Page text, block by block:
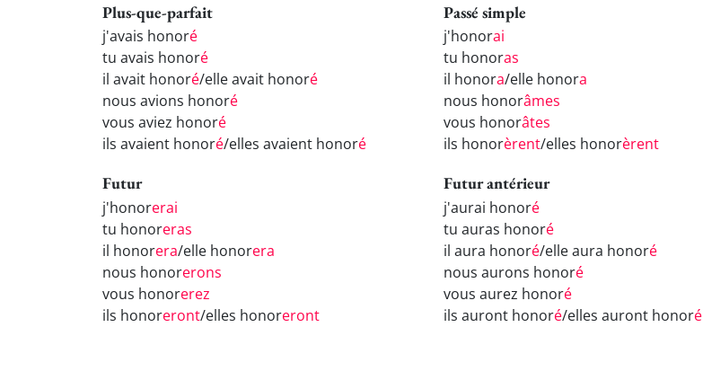
Plus-que-parfait
j'avais honoré
tu avais honoré
il avait honoré/elle avait honoré
nous avions honoré
vous aviez honoré
ils avaient honoré/elles avaient honoré
Passé simple
j'honorai
tu honoras
il honora/elle honora
nous honorâmes
vous honorâtes
ils honorèrent/elles honorèrent
Futur
j'honorerai
tu honoreras
il honorera/elle honorera
nous honorerons
vous honorerez
ils honoreront/elles honoreront
Futur antérieur
j'aurai honoré
tu auras honoré
il aura honoré/elle aura honoré
nous aurons honoré
vous aurez honoré
ils auront honoré/elles auront honoré